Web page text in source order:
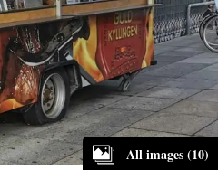
All images (10)